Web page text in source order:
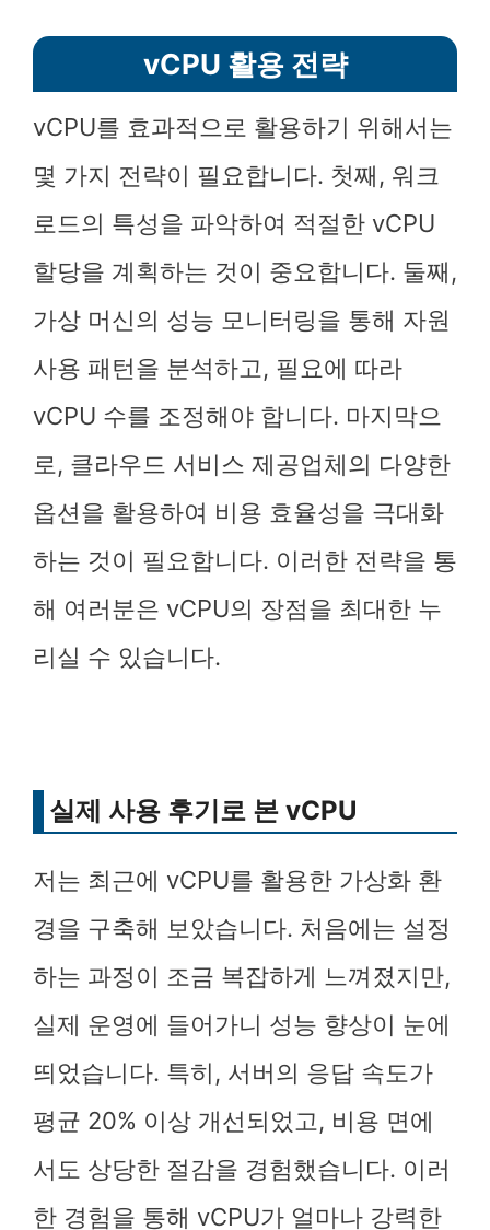
vCPU 활용 전략
vCPU를 효과적으로 활용하기 위해서는
몇 가지 전략이 필요합니다. 첫째, 워크
로드의 특성을 파악하여 적절한 vCPU
할당을 계획하는 것이 중요합니다. 둘째,
가상 머신의 성능 모니터링을 통해 자원
사용 패턴을 분석하고, 필요에 따라
vCPU 수를 조정해야 합니다. 마지막으
로, 클라우드 서비스 제공업체의 다양한
옵션을 활용하여 비용 효율성을 극대화
하는 것이 필요합니다. 이러한 전략을 통
해 여러분은 vCPU의 장점을 최대한 누
리실 수 있습니다.
실제 사용 후기로 본 vCPU
저는 최근에 vCPU를 활용한 가상화 환
경을 구축해 보았습니다. 처음에는 설정
하는 과정이 조금 복잡하게 느껴졌지만,
실제 운영에 들어가니 성능 향상이 눈에
띄었습니다. 특히, 서버의 응답 속도가
평균 20% 이상 개선되었고, 비용 면에
서도 상당한 절감을 경험했습니다. 이러
한 경험을 통해 vCPU가 얼마나 강력한